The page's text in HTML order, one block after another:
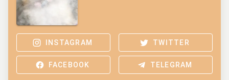
INSTAGRAM TWITTER
FACEBOOK TELEGRAM